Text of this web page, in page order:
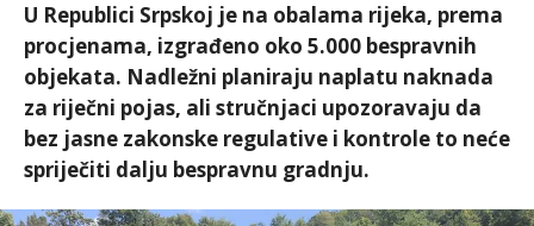
U Republici Srpskoj je na obalama rijeka, prema
procjenama, izgrađeno oko 5.000 bespravnih
objekata. Nadležni planiraju naplatu naknada
za riječni pojas, ali stručnjaci upozoravaju da
bez jasne zakonske regulative i kontrole to neće
spriječiti dalju bespravnu gradnju.